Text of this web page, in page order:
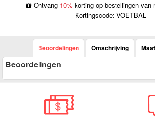
Ontvang 10% korting op bestellingen van
Kortingscode: VOETBAL
Beoordelingen Omschrijving
Beoordelingen